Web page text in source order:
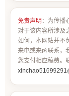
免责声明 ：为传播
对于该内容所涉及
如何，本网站并不
来电或来函联系，
您支付相应稿费。